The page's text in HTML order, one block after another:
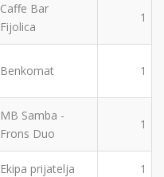
Caffe Bar
Fijolica
1
Benkomat 1
MB Samba -
Frons Duo
1
Ekipa prijatelja 1